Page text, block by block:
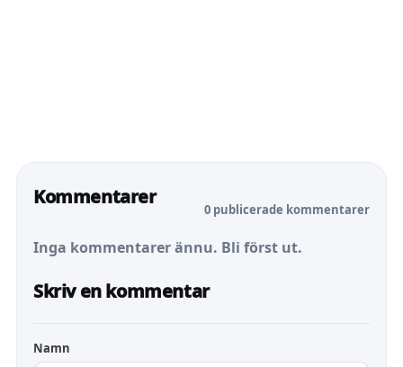
Kommentarer
0 publicerade kommentarer
Inga kommentarer ännu. Bli först ut.
Skriv en kommentar
Namn